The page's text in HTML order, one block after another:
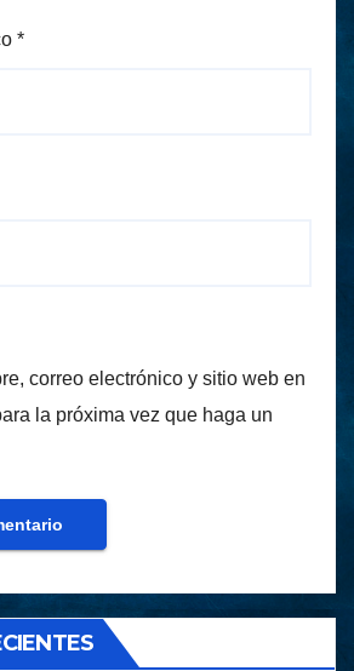
*
correo electrónico y sitio web en
la próxima vez que haga un